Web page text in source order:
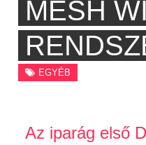
MESH
EGYÉB
Az iparág első